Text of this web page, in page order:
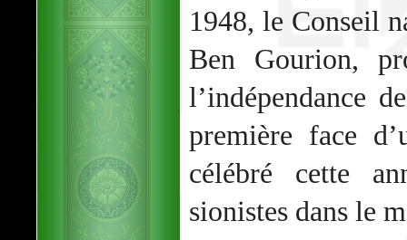
1948, le Conseil
Ben Gourion,
l’indépendance
première face
célébré cette
sionistes dans le